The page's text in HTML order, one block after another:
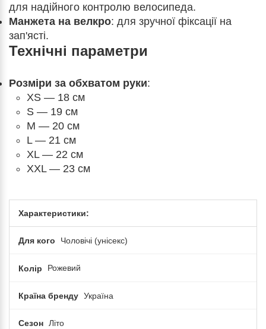
для надійного контролю велосипеда.
Манжета на велкро: для зручної фіксації на
зап'ясті.
Технічні параметри
Розміри за обхватом руки:
XS — 18 см
S — 19 см
M — 20 см
L — 21 см
XL — 22 см
XXL — 23 см
Характеристики:
Для кого Чоловічі (унісекс)
Колір Рожевий
Країна бренду Україна
Сезон Літо